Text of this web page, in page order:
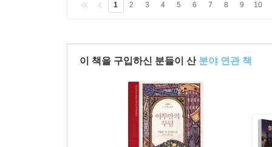
1 2 3 4 5 6 7 8 9 10
이 책을 구입하신 분들이 산 분야 연관 책